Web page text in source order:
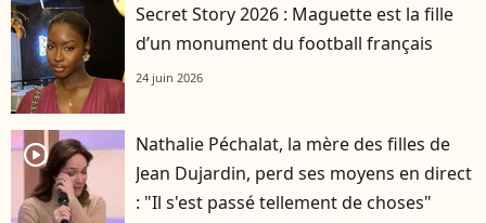
Secret Story 2026 : Maguette est la fille
d’un monument du football français
24 juin 2026
player2
Nathalie Péchalat, la mère des filles de
Jean Dujardin, perd ses moyens en direct
: "Il s'est passé tellement de choses"